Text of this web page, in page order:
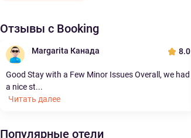
Отзывы с Booking
Margarita Канада 8.0
Good Stay with a Few Minor Issues Overall, we had
a nice st...
Читать далее
Популярные отели